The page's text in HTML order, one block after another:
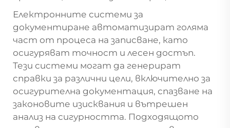
Електронните системи за
документиране автоматизират голяма
част от процеса на записване, като
осигуряват точност и лесен достъп.
Тези системи могат да генерират
справки за различни цели, включително за
осигурителна документация, спазване на
законовите изисквания и вътрешен
анализ на сигурността. Подходящото